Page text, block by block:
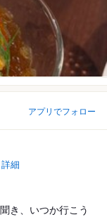
アプリでフォロー
詳細
き、いつか行こう